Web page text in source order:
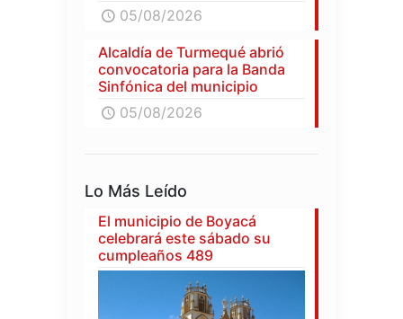
05/08/2026
Alcaldía de Turmequé abrió
convocatoria para la Banda
Sinfónica del municipio
05/08/2026
Lo Más Leído
El municipio de Boyacá
celebrará este sábado su
cumpleaños 489